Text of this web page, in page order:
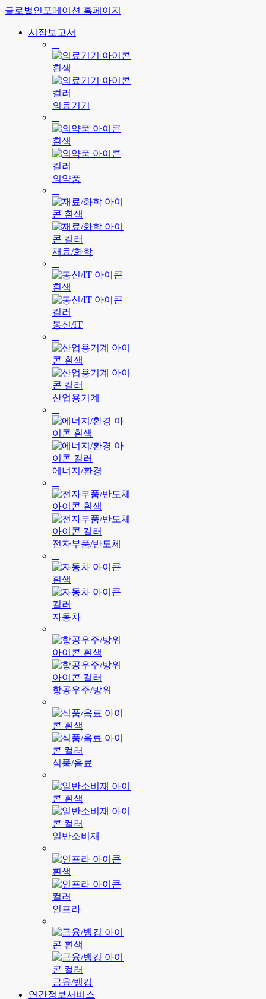
글로벌인포메이션 홈페이지
시장보고서
의료기기
의약품
재료/화학
통신/IT
산업용기계
에너지/환경
전자부품/반도체
자동차
항공우주/방위
식품/음료
일반소비재
인프라
금융/뱅킹
연간정보서비스